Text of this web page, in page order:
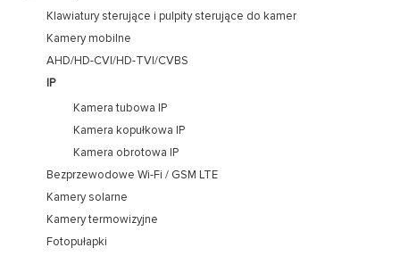
Klawiatury sterujące i pulpity sterujące do kamer
Kamery mobilne
AHD/HD-CVI/HD-TVI/CVBS
IP
Kamera tubowa IP
Kamera kopułkowa IP
Kamera obrotowa IP
Bezprzewodowe Wi-Fi / GSM LTE
Kamery solarne
Kamery termowizyjne
Fotopułapki